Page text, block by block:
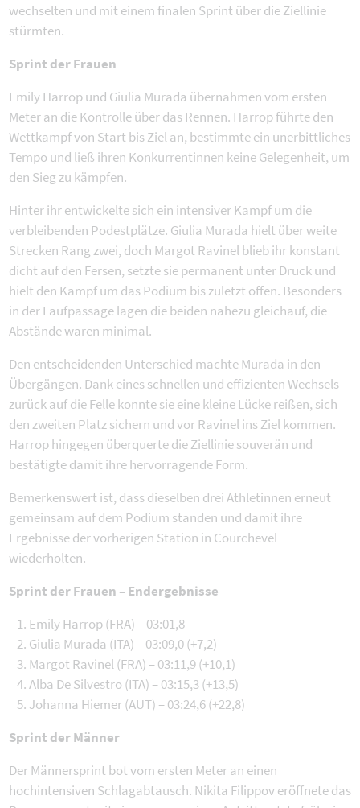
wechselten und mit einem finalen Sprint über die Ziellinie
stürmten.
Sprint der Frauen
Emily Harrop und Giulia Murada übernahmen vom ersten
Meter an die Kontrolle über das Rennen. Harrop führte den
Wettkampf von Start bis Ziel an, bestimmte ein unerbittliches
Tempo und ließ ihren Konkurrentinnen keine Gelegenheit, um
den Sieg zu kämpfen.
Hinter ihr entwickelte sich ein intensiver Kampf um die
verbleibenden Podestplätze. Giulia Murada hielt über weite
Strecken Rang zwei, doch Margot Ravinel blieb ihr konstant
dicht auf den Fersen, setzte sie permanent unter Druck und
hielt den Kampf um das Podium bis zuletzt offen. Besonders
in der Laufpassage lagen die beiden nahezu gleichauf, die
Abstände waren minimal.
Den entscheidenden Unterschied machte Murada in den
Übergängen. Dank eines schnellen und effizienten Wechsels
zurück auf die Felle konnte sie eine kleine Lücke reißen, sich
den zweiten Platz sichern und vor Ravinel ins Ziel kommen.
Harrop hingegen überquerte die Ziellinie souverän und
bestätigte damit ihre hervorragende Form.
Bemerkenswert ist, dass dieselben drei Athletinnen erneut
gemeinsam auf dem Podium standen und damit ihre
Ergebnisse der vorherigen Station in Courchevel
wiederholten.
Sprint der Frauen – Endergebnisse
Emily Harrop (FRA) – 03:01,8
Giulia Murada (ITA) – 03:09,0 (+7,2)
Margot Ravinel (FRA) – 03:11,9 (+10,1)
Alba De Silvestro (ITA) – 03:15,3 (+13,5)
Johanna Hiemer (AUT) – 03:24,6 (+22,8)
Sprint der Männer
Der Männersprint bot vom ersten Meter an einen
hochintensiven Schlagabtausch. Nikita Filippov eröffnete das